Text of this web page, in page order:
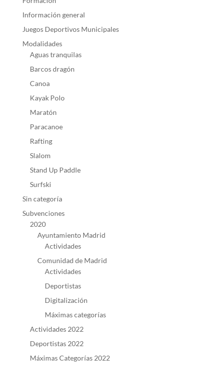
Información general
Juegos Deportivos Municipales
Modalidades
Aguas tranquilas
Barcos dragón
Canoa
Kayak Polo
Maratón
Paracanoe
Rafting
Slalom
Stand Up Paddle
Surfski
Sin categoría
Subvenciones
2020
Ayuntamiento Madrid
Actividades
Comunidad de Madrid
Actividades
Deportistas
Digitalización
Máximas categorías
Actividades 2022
Deportistas 2022
Máximas Categorías 2022